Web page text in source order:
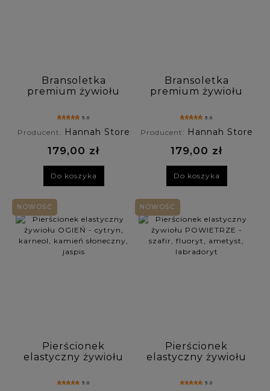
Bransoletka
premium żywiołu
amazonit, apatyt,
5.0
Producent: Hannah Store
179,00 zł
Do koszyka
Bransoletka
premium żywiołu
dymny, malachit,
awenturyn,
tygrysie oko
5.0
Producent: Hannah Store
179,00 zł
Do koszyka
Pierścionek
elastyczny żywiołu
karneol, kamień
5.0
NOWOŚĆ
Pierścionek
elastyczny żywiołu
szafir, fluoryt,
5.0
NOWOŚĆ